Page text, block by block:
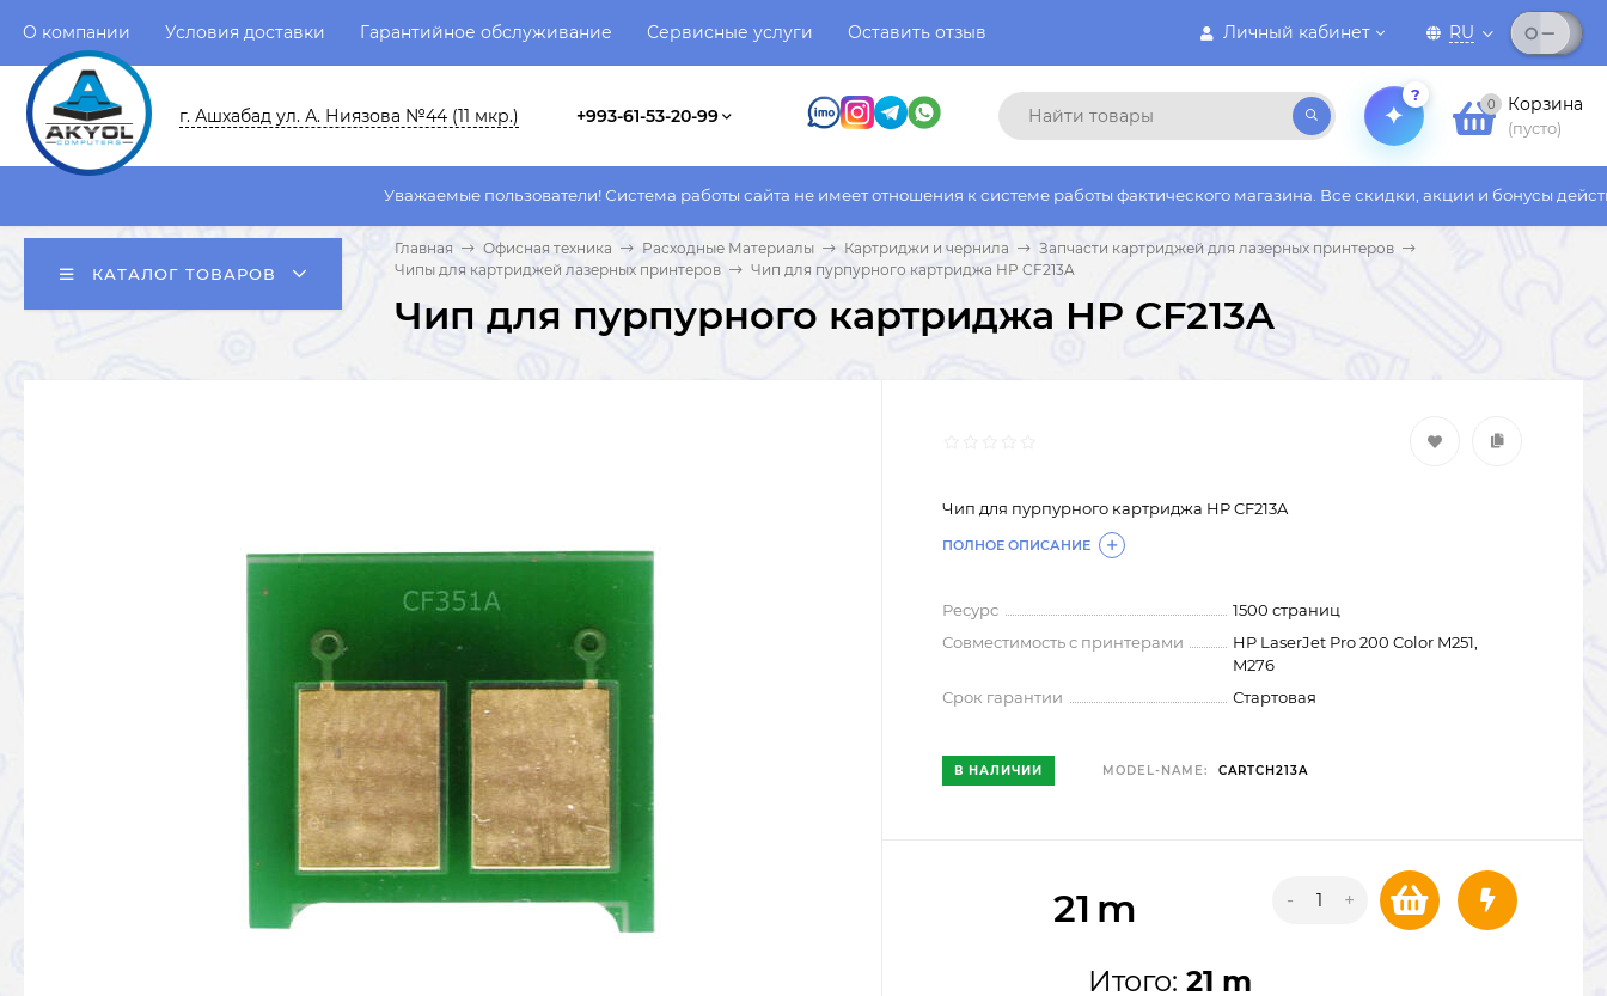
Личный кабинет RU
О компании Условия доставки Гарантийное обслуживание Сервисные услуги Оставить отзыв
г. Ашхабад ул. А. Ниязова №44 (11 мкр.) +993-61-53-20-99
?
0 Корзина
(пусто)
Уважаемые пользователи! Система работы сайта не имеет отношения к системе работы фактического магазина. Все скидки, акции и бонусы действуют только
КАТАЛОГ ТОВАРОВ
Главная Офисная техника Расходные Материалы Картриджи и чернила
Запчасти картриджей для лазерных принтеров
Чипы для картриджей лазерных принтеров
Чип для пурпурного картриджа HP CF213A
Чип для пурпурного картриджа HP CF213A
Чип для пурпурного картриджа HP CF213A
ПОЛНОЕ ОПИСАНИЕ
Ресурс
1500 страниц
Совместимость с принтерами
HP LaserJet Pro 200 Color M251,
M276
Срок гарантии
Стартовая
В НАЛИЧИИ MODEL-NAME: CARTCH213A
21 m - +
Итого: 21 m